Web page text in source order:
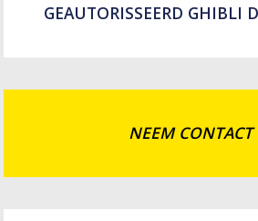
GEAUTORISSEERD GHIBLI
NEEM CONTACT